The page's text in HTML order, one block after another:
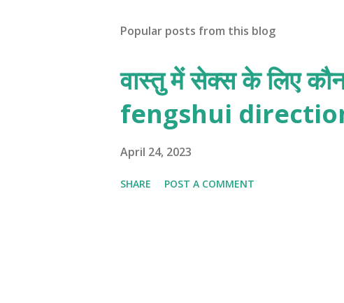
Popular posts from this blog
वास्तु में सेक्स के लिए
fengshui
April 24, 2023
SHARE POST A COMMENT